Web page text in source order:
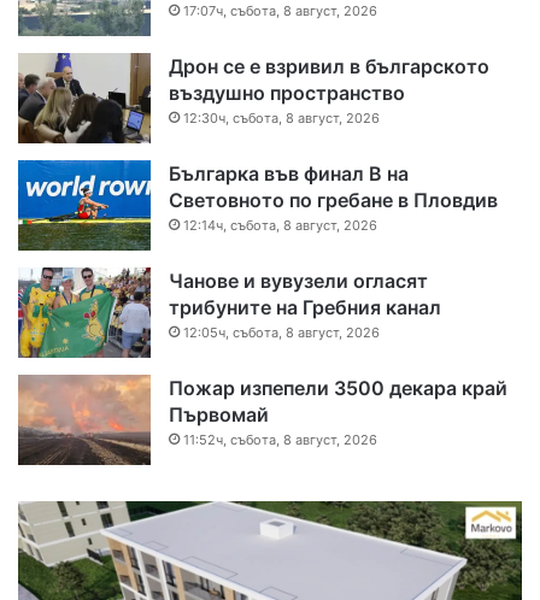
17:07ч, събота, 8 август, 2026
Дрон се е взривил в българското
въздушно пространство
12:30ч, събота, 8 август, 2026
Българка във финал B на
Световното по гребане в Пловдив
12:14ч, събота, 8 август, 2026
Чанове и вувузели огласят
трибуните на Гребния канал
12:05ч, събота, 8 август, 2026
Пожар изпепели 3500 декара край
Първомай
11:52ч, събота, 8 август, 2026